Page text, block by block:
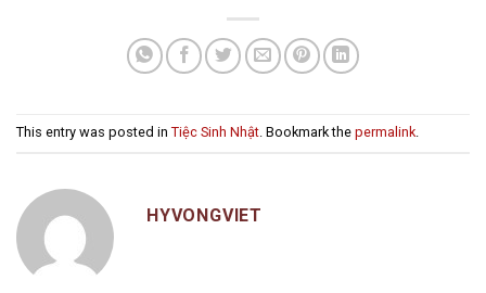
This entry was posted in Tiệc Sinh Nhật. Bookmark the permalink.
HYVONGVIET